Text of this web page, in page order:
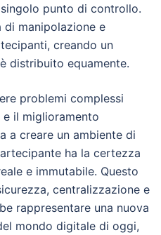
punto di controllo.
di manipolazione e
creando un
distribuito equamente.
problemi complessi
il miglioramento
a creare un ambiente di
ha la certezza
e immutabile. Questo
centralizzazione e
rappresentare una nuova
mondo digitale di oggi,